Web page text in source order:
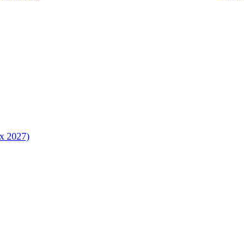
2027)